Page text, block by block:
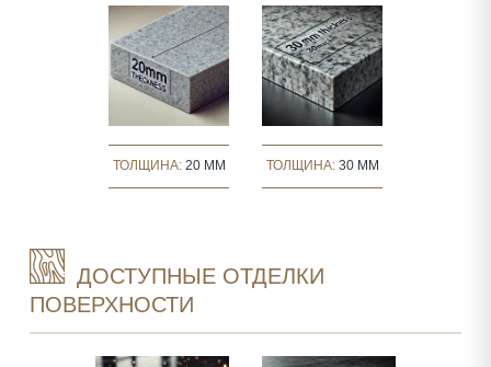
ТОЛЩИНА: 20 MM ТОЛЩИНА: 30 MM
ДОСТУПНЫЕ ОТДЕЛКИ
ПОВЕРХНОСТИ